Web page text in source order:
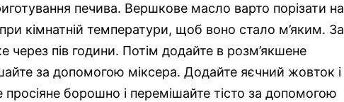
печива. Вершкове масло варто порізати на
кімнатній температури, щоб воно стало м’яким. За
через пів години. Потім додайте в розм’якшене
за допомогою міксера. Додайте яєчний жовток і
просіяне борошно і перемішайте тісто за допомогою